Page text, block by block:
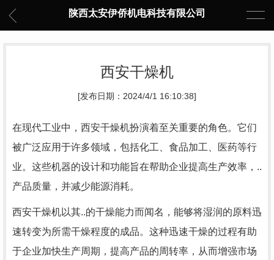
陕西太安伊侨机电科技有限公司
西安干燥机
[发布日期：2024/4/1 16:10:38]
在现代工业中，西安干燥机扮演着至关重要的角色。它们
被广泛应用于许多领域，包括化工、食品加工、医药等行
业。这些机器的设计和功能旨在帮助企业提高生产效率，..
产品质量，并减少能源消耗。
西安干燥机以其..的干燥能力而闻名，能够将湿润的原料迅
速转变为所需干燥程度的成品。这种迅速干燥的过程有助
于企业加快生产周期，提高产品的周转率，从而增强市场